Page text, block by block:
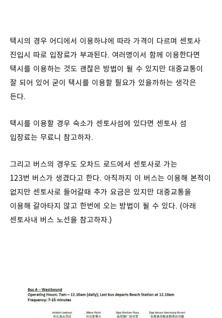
택시의 경우 어디에서 이용하냐에 따라 가격이 다르며 센토사
진입시 따로 입장료가 부과된다. 여러명이서 함께 이용한다면
택시를 이용하는 것도 괜찮은 방법이 될 수 있지만 대중교통이
잘 되어 있어 굳이 택시를 이용할 필요가 있을까하는 생각은
든다.
택시를 이용할 경우 숙소가 센토사섬에 있다면 센토사 섬
입장료는 무료니 참고하자.
그리고 버스의 경우도 오차드 로드에서 센토사로 가는
123번 버스가 생겼다고 한다. 아직까지 이 버스는 이용해 본적이
없지만 센토사로 들어갈때 추가 요금은 있지만 대중교통을
이용해 갈아타지 않고 한번에 오는 방법이 될 수 있다. (아래
센토사내 버스 노선을 참고하자.)